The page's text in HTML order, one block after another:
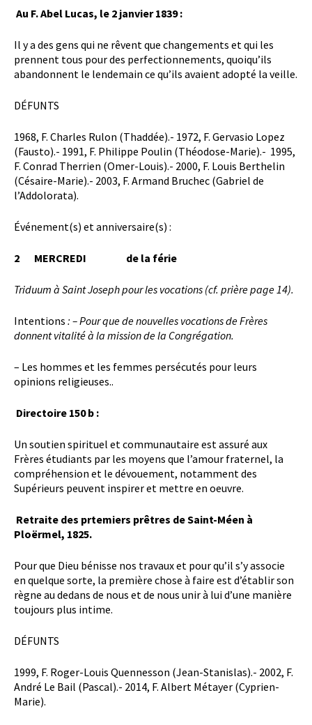
Au F. Abel Lucas, le 2 janvier 1839 :
Il y a des gens qui ne rêvent que changements et qui les
prennent tous pour des perfectionnements, quoiqu’ils
abandonnent le lendemain ce qu’ils avaient adopté la veille.
DÉFUNTS
1968, F. Charles Rulon (Thaddée).- 1972, F. Gervasio Lopez
(Fausto).- 1991, F. Philippe Poulin (Théodose-Marie).- 1995,
F. Conrad Therrien (Omer-Louis).- 2000, F. Louis Berthelin
(Césaire-Marie).- 2003, F. Armand Bruchec (Gabriel de
l’Addolorata).
Événement(s) et anniversaire(s) :
2 MERCREDI de la férie
Triduum à Saint Joseph pour les vocations (cf. prière page 14).
Intentions : –Pour que de nouvelles vocations de Frères
donnent vitalité à la mission de la Congrégation.
– Les hommes et les femmes persécutés pour leurs
opinions religieuses..
Directoire 150 b :
Un soutien spirituel et communautaire est assuré aux
Frères étudiants par les moyens que l’amour fraternel, la
compréhension et le dévouement, notamment des
Supérieurs peuvent inspirer et mettre en oeuvre.
Retraite des prtemiers prêtres de Saint-Méen à
Ploërmel, 1825.
Pour que Dieu bénisse nos travaux et pour qu’il s’y associe
en quelque sorte, la première chose à faire est d’établir son
règne au dedans de nous et de nous unir à lui d’une manière
toujours plus intime.
DÉFUNTS
1999, F. Roger-Louis Quennesson (Jean-Stanislas).- 2002, F.
André Le Bail (Pascal).- 2014, F. Albert Métayer (Cyprien-
Marie).